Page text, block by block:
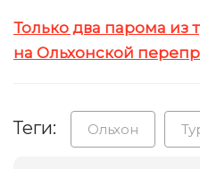
Только два парома из
на Ольхонской
Теги: Ольхон